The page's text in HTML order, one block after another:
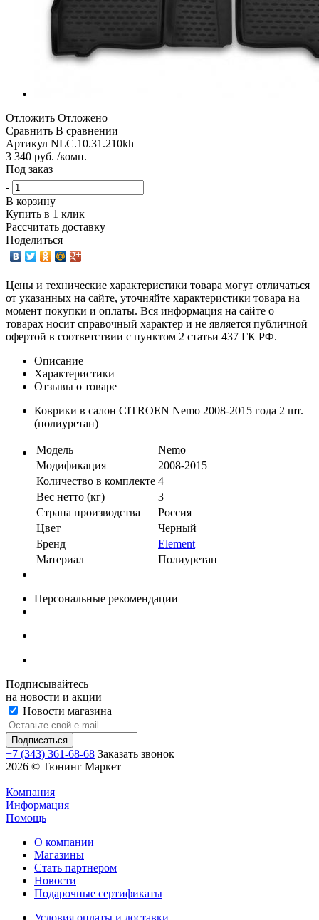
Отложить Отложено
Сравнить В сравнении
Артикул NLC.10.31.210kh
3 340 руб. /комп.
Под заказ
-
+
В корзину
Купить в 1 клик
Рассчитать доставку
Поделиться
Цены и технические характеристики товара могут отличаться
от указанных на сайте, уточняйте характеристики товара на
момент покупки и оплаты. Вся информация на сайте о
товарах носит справочный характер и не является публичной
офертой в соответствии с пунктом 2 статьи 437 ГК РФ.
Описание
Характеристики
Отзывы о товаре
Коврики в салон CITROEN Nemo 2008-2015 года 2 шт.
(полиуретан)
Модель
Nemo
Модификация
2008-2015
Количество в комплекте 4
Вес нетто (кг)
3
Страна производства
Россия
Цвет
Черный
Бренд
Element
Материал
Полиуретан
Персональные рекомендации
Подписывайтесь
на новости и акции
Новости магазина
+7 (343) 361-68-68 Заказать звонок
2026 © Тюнинг Маркет
Компания
Информация
Помощь
О компании
Магазины
Стать партнером
Новости
Подарочные сертификаты
Условия оплаты и доставки